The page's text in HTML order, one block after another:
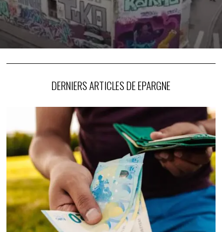
DERNIERS ARTICLES DE EPARGNE